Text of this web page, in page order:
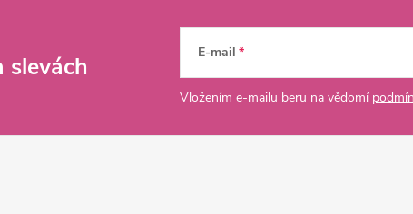
slevách E-mail
Vložením e-mailu beru na vědomí